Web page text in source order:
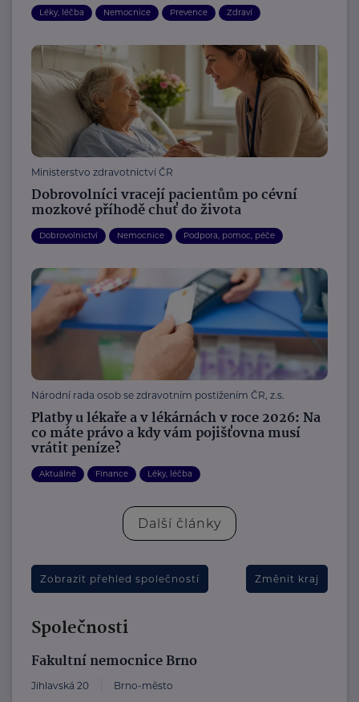
Léky, léčba Nemocnice Prevence Zdraví
Ministerstvo zdravotnictví ČR
Dobrovolníci vracejí pacientům po cévní
mozkové příhodě chuť do života
Dobrovolnictví Nemocnice Podpora, pomoc, péče
Národní rada osob se zdravotním postižením ČR, z.s.
Platby u lékaře a v lékárnách v roce 2026: Na
co máte právo a kdy vám pojišťovna musí
vrátit peníze?
Aktuálně Finance Léky, léčba
Další články
Zobrazit přehled společností Změnit kraj
Společnosti
Fakultní nemocnice Brno
Jihlavská 20 Brno-město